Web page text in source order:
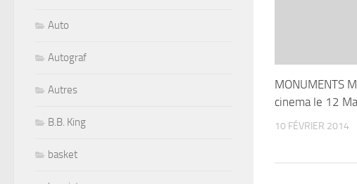
MONUMENTS
cinema le 12
10 FÉVRIER 2014
Auto
Autograf
Autres
B.B. King
basket